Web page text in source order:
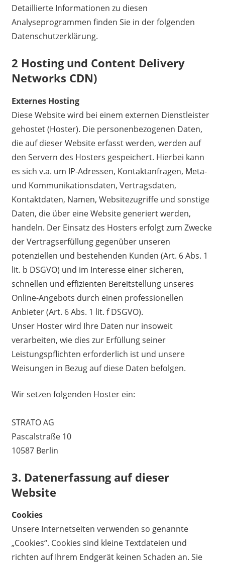
Detaillierte Informationen zu diesen
Analyseprogrammen finden Sie in der folgenden
Datenschutzerklärung.
2 Hosting und Content Delivery
Networks CDN)
Externes Hosting
Diese Website wird bei einem externen Dienstleister
gehostet (Hoster). Die personenbezogenen Daten,
die auf dieser Website erfasst werden, werden auf
den Servern des Hosters gespeichert. Hierbei kann
es sich v.a. um IP-Adressen, Kontaktanfragen, Meta-
und Kommunikationsdaten, Vertragsdaten,
Kontaktdaten, Namen, Websitezugriffe und sonstige
Daten, die über eine Website generiert werden,
handeln. Der Einsatz des Hosters erfolgt zum Zwecke
der Vertragserfüllung gegenüber unseren
potenziellen und bestehenden Kunden (Art. 6 Abs. 1
lit. b DSGVO) und im Interesse einer sicheren,
schnellen und effizienten Bereitstellung unseres
Online-Angebots durch einen professionellen
Anbieter (Art. 6 Abs. 1 lit. f DSGVO).
Unser Hoster wird Ihre Daten nur insoweit
verarbeiten, wie dies zur Erfüllung seiner
Leistungspflichten erforderlich ist und unsere
Weisungen in Bezug auf diese Daten befolgen.
Wir setzen folgenden Hoster ein:
STRATO AG
Pascalstraße 10
10587 Berlin
3. Datenerfassung auf dieser
Website
Cookies
Unsere Internetseiten verwenden so genannte
„Cookies“. Cookies sind kleine Textdateien und
richten auf Ihrem Endgerät keinen Schaden an. Sie